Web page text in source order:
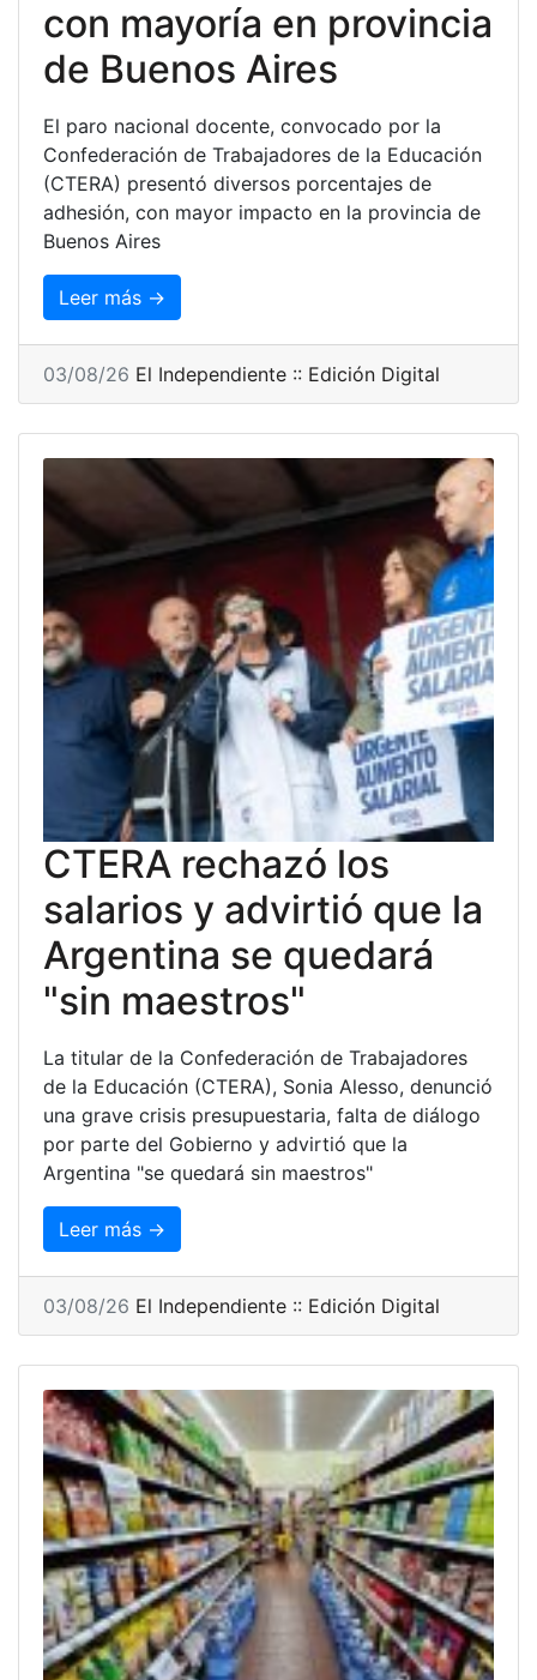
con mayoría en provincia
de Buenos Aires
El paro nacional docente, convocado por la
Confederación de Trabajadores de la Educación
(CTERA) presentó diversos porcentajes de
adhesión, con mayor impacto en la provincia de
Buenos Aires
Leer más →
03/08/26 El Independiente :: Edición Digital
CTERA rechazó los
salarios y advirtió que la
Argentina se quedará
"sin maestros"
La titular de la Confederación de Trabajadores
de la Educación (CTERA), Sonia Alesso, denunció
una grave crisis presupuestaria, falta de diálogo
por parte del Gobierno y advirtió que la
Argentina "se quedará sin maestros"
Leer más →
03/08/26 El Independiente :: Edición Digital